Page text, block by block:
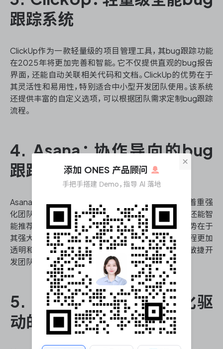
跟踪系统
ClickUp作为一款轻量级的项目管理工具，其bug跟踪功能
在2025年将更加完善和智能。它不仅提供直观的bug报告
界面，还能自动关联相关代码和文档。ClickUp的优势在于
其灵活性和易用性，特别适合中小型开发团队使用。该系统
还提供丰富的自定义选项，可以根据团队需求定制bug跟踪
流程。
4. Asana：协作导向的bug
跟踪系统
Asana在2025年将推出更加智能的bug跟踪功能，着重强
化团队协作aspect。它不仅能够实时同步bug状态，还能智
能推荐最适合处理特定bug的团队成员。Asana的优势在于
其强大的任务管理和团队协作功能，使得bug跟踪过程更加
透明和高效。这款系统特别适合注重协作和沟通的敏捷开
发团队。
5. Monday.com：可视化驱
动的bug跟踪系统
×
添加 ONES 产品顾问
手把手搭建 Demo，指导 AI 落地